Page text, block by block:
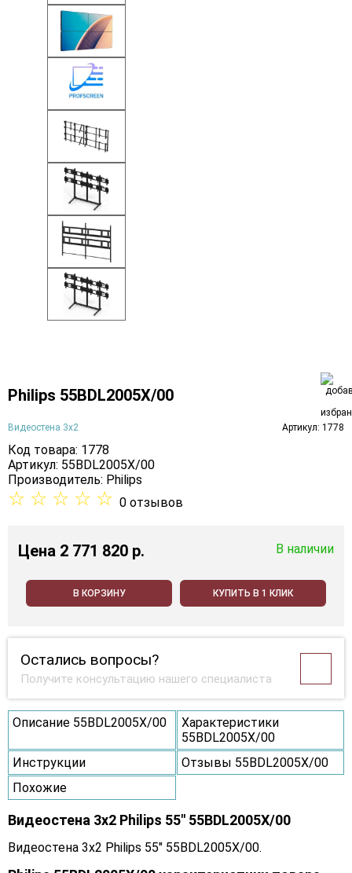
Philips 55BDL2005X/00
Видеостена 3х2 Артикул: 1778
Код товара: 1778
Артикул: 55BDL2005X/00
Производитель: Philips
☆ ☆ ☆ ☆ ☆ 0 отзывов
Цена 2 771 820 p. В наличии
В КОРЗИНУ КУПИТЬ В 1 КЛИК
Остались вопросы?
Получите консультацию нашего специалиста
Описание 55BDL2005X/00
Характеристики
55BDL2005X/00
Инструкции
Отзывы 55BDL2005X/00
Похожие
Видеостена 3x2 Philips 55" 55BDL2005X/00
Видеостена 3x2 Philips 55" 55BDL2005X/00.